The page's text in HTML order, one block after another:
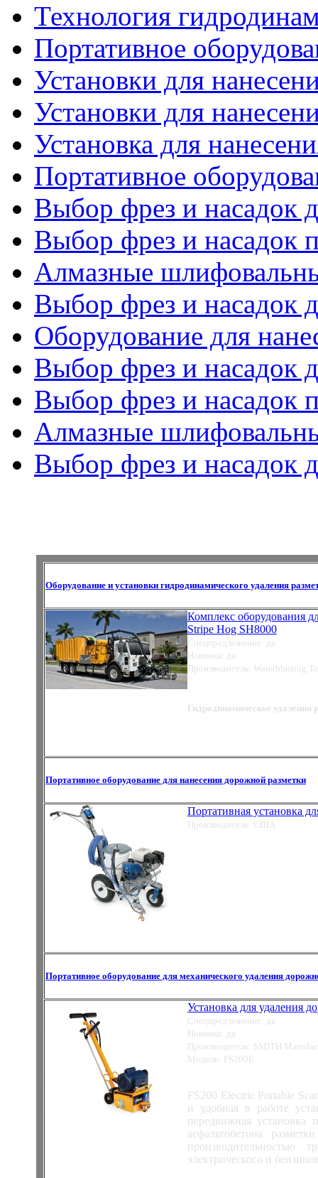
Технология
Портативное
Установки для
Установки для
Установка для
Портативное
Выбор фрез и насадок
Выбор фрез и насадок
Алмазные
Выбор фрез и насадок
Оборудование для
Выбор фрез и насадок
Выбор фрез и насадок
Алмазные
Выбор фрез и насадок
Оборудование и установки гидродинамического удаления
Комплекс оборудования
Stripe Hog SH8000
Спецпредложение: да
Новинка: да
Производитель: Waterblasting
Гидродинамическое удаления
Портативное оборудование для нанесения дорожной разметки
Портативная установка
Производитель: США
Портативное оборудование для механического удаления
Установка для удаления
Спецпредложение: да
Новинка: да
Производитель: SMITH
Модель: FS200E
FS200 Electric Portable
и удобная в работе
передвижная
асфальтобетона
электрического и